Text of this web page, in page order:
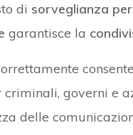
di sorveglianza
garantisce la
governi e
delle